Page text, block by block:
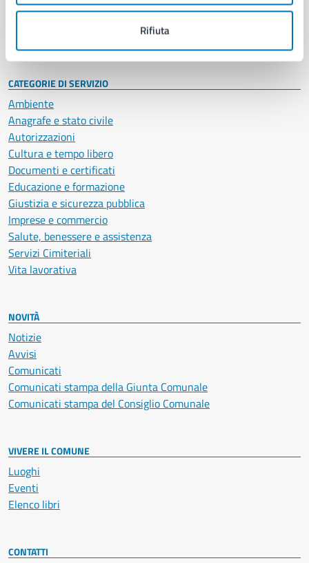
Rifiuta
Intranet, posta aziendale e protocollo
CATEGORIE DI SERVIZIO
Ambiente
Anagrafe e stato civile
Autorizzazioni
Cultura e tempo libero
Documenti e certificati
Educazione e formazione
Giustizia e sicurezza pubblica
Imprese e commercio
Salute, benessere e assistenza
Servizi Cimiteriali
Vita lavorativa
NOVITÀ
Notizie
Avvisi
Comunicati
Comunicati stampa della Giunta Comunale
Comunicati stampa del Consiglio Comunale
VIVERE IL COMUNE
Luoghi
Eventi
Elenco libri
CONTATTI